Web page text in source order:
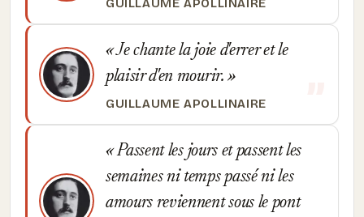
GUILLAUME APOLLINAIRE
Je chante la joie d'errer et le
plaisir d'en mourir.
GUILLAUME APOLLINAIRE
Passent les jours et passent les
semaines ni temps passé ni les
amours reviennent sous le pont